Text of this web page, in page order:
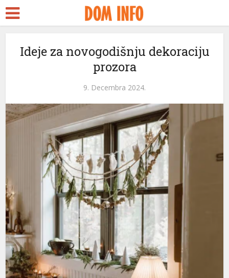
Ideje za novogodišnju dekoraciju
prozora
9. Decembra 2024.